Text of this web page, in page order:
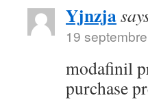
Yjnzja
19
modafinil
purchase